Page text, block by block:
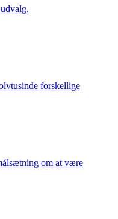
forskellige
om at være